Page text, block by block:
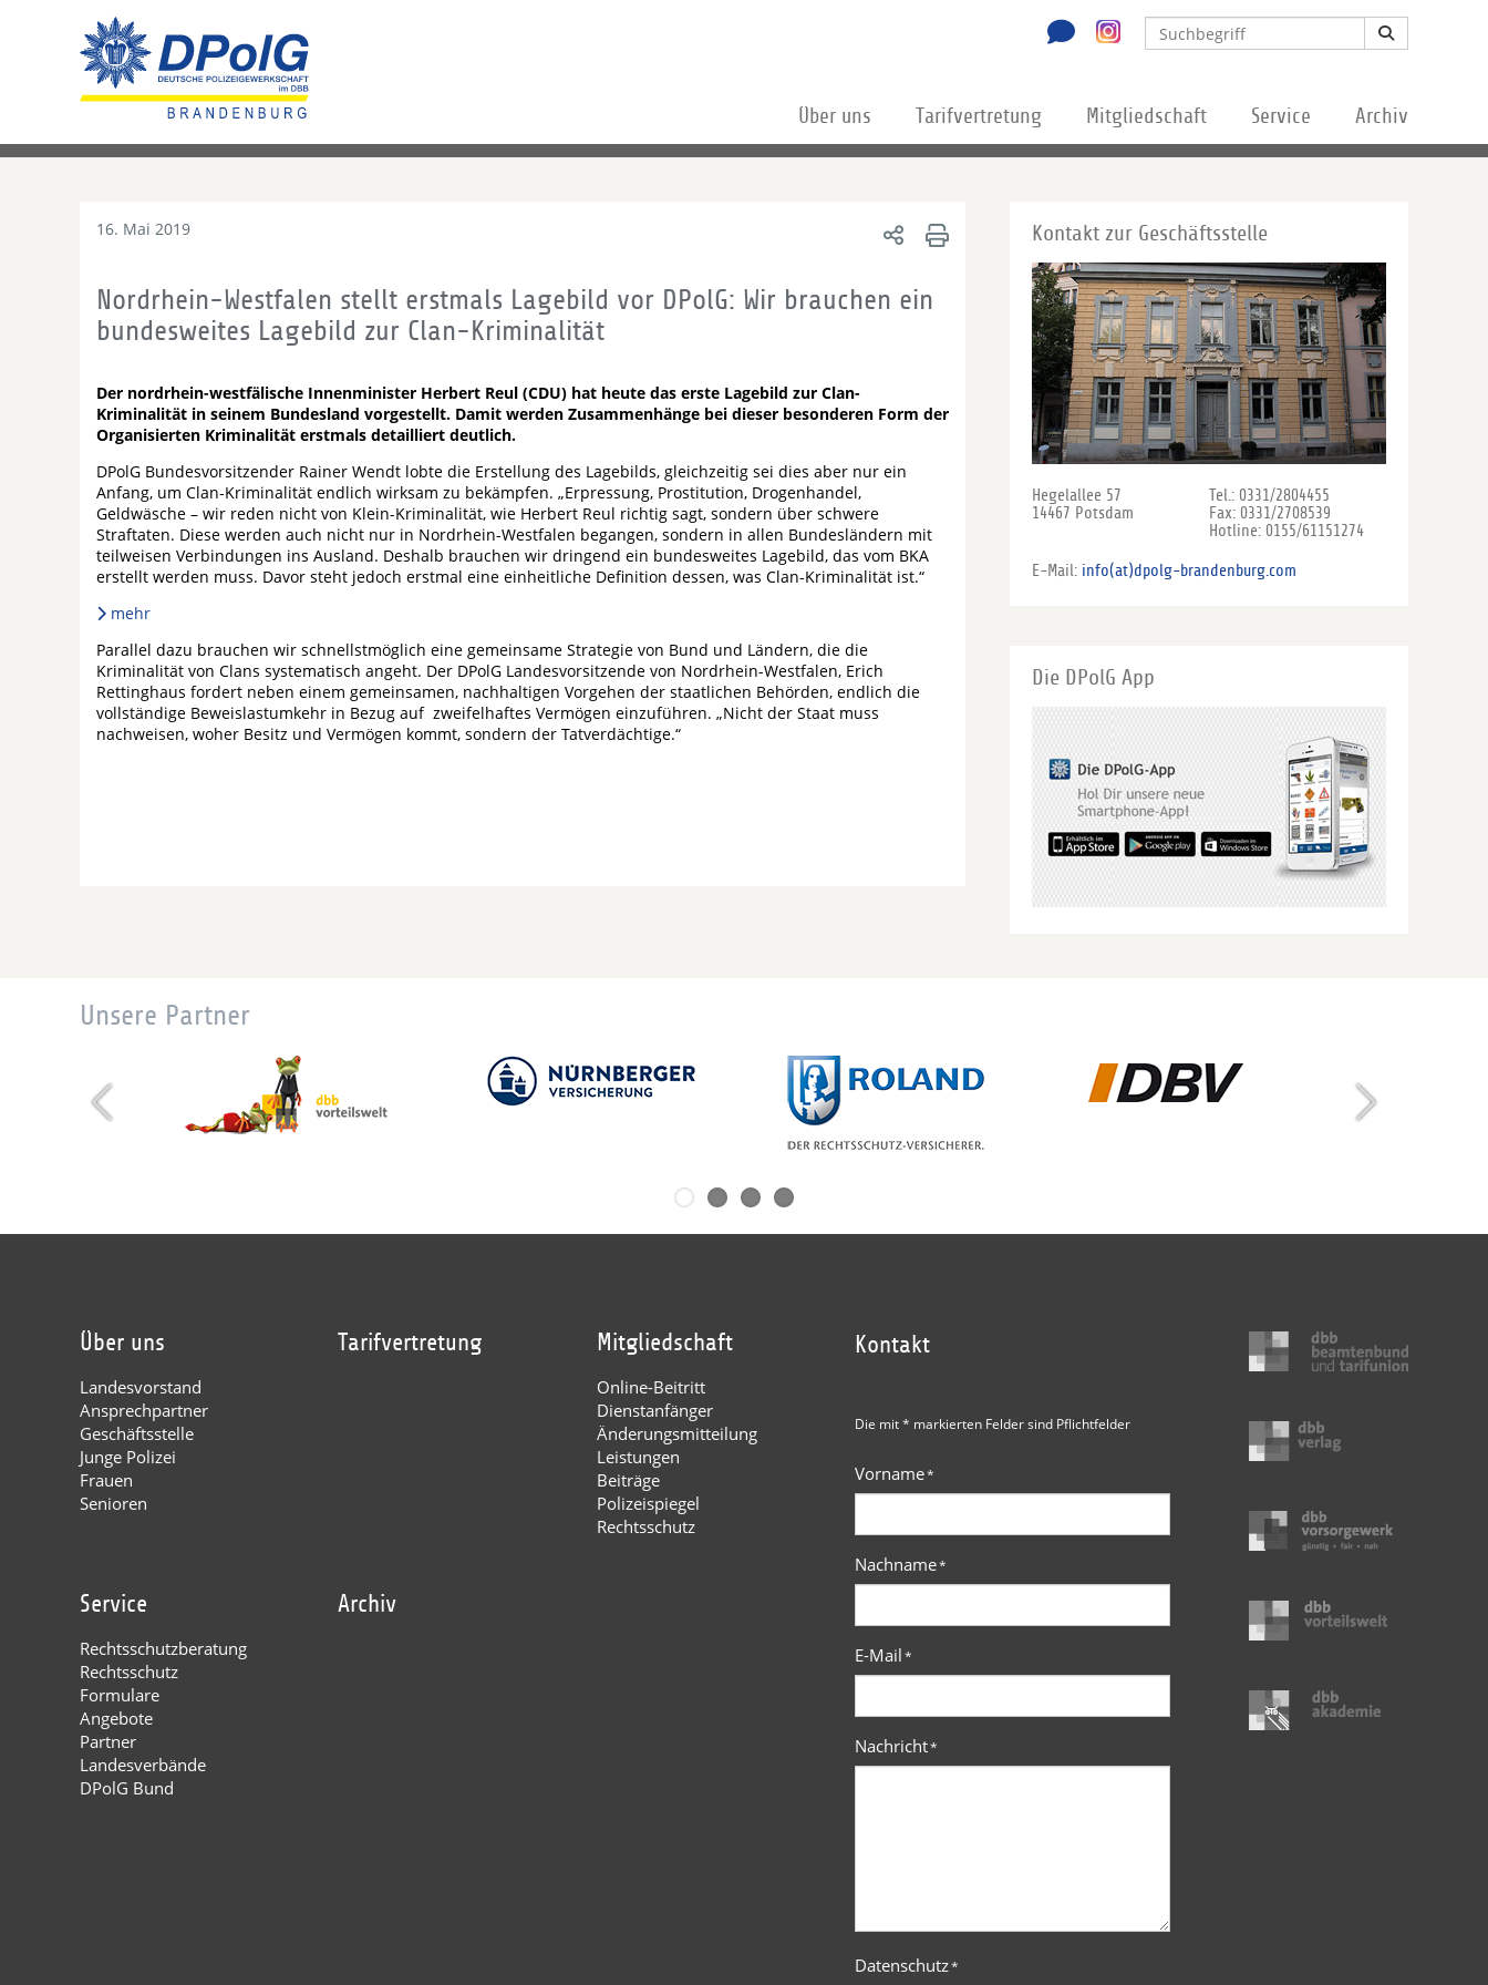
Über uns Tarifvertretung Mitgliedschaft Service Archiv
16. Mai 2019
Nordrhein-Westfalen stellt erstmals Lagebild vor DPolG: Wir brauchen ein
bundesweites Lagebild zur Clan-Kriminalität
Der nordrhein-westfälische Innenminister Herbert Reul (CDU) hat heute das erste Lagebild zur Clan-
Kriminalität in seinem Bundesland vorgestellt. Damit werden Zusammenhänge bei dieser besonderen Form der
Organisierten Kriminalität erstmals detailliert deutlich.
DPolG Bundesvorsitzender Rainer Wendt lobte die Erstellung des Lagebilds, gleichzeitig sei dies aber nur ein
Anfang, um Clan-Kriminalität endlich wirksam zu bekämpfen. „Erpressung, Prostitution, Drogenhandel,
Geldwäsche – wir reden nicht von Klein-Kriminalität, wie Herbert Reul richtig sagt, sondern über schwere
Straftaten. Diese werden auch nicht nur in Nordrhein-Westfalen begangen, sondern in allen Bundesländern mit
teilweisen Verbindungen ins Ausland. Deshalb brauchen wir dringend ein bundesweites Lagebild, das vom BKA
erstellt werden muss. Davor steht jedoch erstmal eine einheitliche Definition dessen, was Clan-Kriminalität ist.“
mehr
Parallel dazu brauchen wir schnellstmöglich eine gemeinsame Strategie von Bund und Ländern, die die
Kriminalität von Clans systematisch angeht. Der DPolG Landesvorsitzende von Nordrhein-Westfalen, Erich
Rettinghaus fordert neben einem gemeinsamen, nachhaltigen Vorgehen der staatlichen Behörden, endlich die
vollständige Beweislastumkehr in Bezug auf zweifelhaftes Vermögen einzuführen. „Nicht der Staat muss
nachweisen, woher Besitz und Vermögen kommt, sondern der Tatverdächtige.“
Kontakt zur Geschäftsstelle
Hegelallee 57
14467 Potsdam
Tel.: 0331/2804455
Fax: 0331/2708539
Hotline: 0155/61151274
E-Mail: info(at)dpolg-brandenburg.com
Die DPolG App
Unsere Partner
Über uns
Landesvorstand
Ansprechpartner
Geschäftsstelle
Junge Polizei
Frauen
Senioren
Tarifvertretung Mitgliedschaft
Online-Beitritt
Dienstanfänger
Änderungsmitteilung
Leistungen
Beiträge
Polizeispiegel
Rechtsschutz
Service
Rechtsschutzberatung
Rechtsschutz
Formulare
Angebote
Partner
Landesverbände
DPolG Bund
Archiv
Kontakt
Die mit * markierten Felder sind Pflichtfelder
Vorname*
Nachname*
E-Mail*
Nachricht*
Datenschutz*